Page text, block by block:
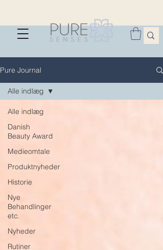
Pure Journal
Alle indlæg
Danish
Beauty Award
Medieomtale
Produktnyheder
Historie
Nye
Behandlinger
etc.
Nyheder
Rutiner
Alle indlæg